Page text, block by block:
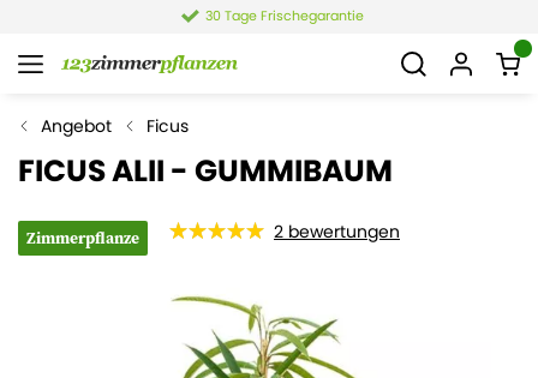
30 Tage Frischegarantie
Angebot Ficus
FICUS ALII - GUMMIBAUM
Zimmerpflanze 2 bewertungen